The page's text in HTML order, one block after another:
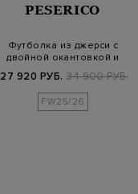
PESERICO
Футболка из джерси с
двойной окантовкой и
27 920 РУБ. 34 900 РУБ.
FW25/26